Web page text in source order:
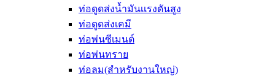
ท่อดูดส่งน้ำมันเเรงดันสูง
ท่อดูดส่งเคมี
ท่อพ่นซีเมนต์
ท่อพ่นทราย
ท่อลม(สำหรับงานใหญ่)